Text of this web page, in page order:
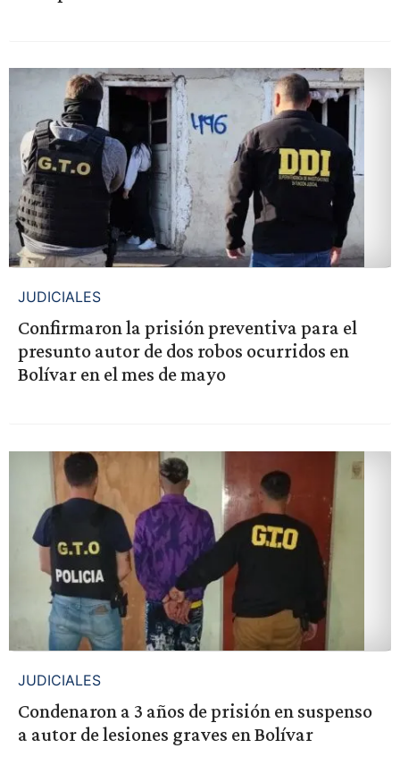
JUDICIALES
Confirmaron la prisión preventiva para el
presunto autor de dos robos ocurridos en
Bolívar en el mes de mayo
JUDICIALES
Condenaron a 3 años de prisión en suspenso
a autor de lesiones graves en Bolívar